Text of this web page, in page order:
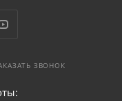
ЗВОНОК